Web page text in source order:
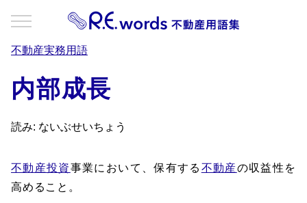
不動産実務用語
内部成長
読み: ないぶせいちょう
不動産投資事業において、保有する 不動産の収益性を
高めること。